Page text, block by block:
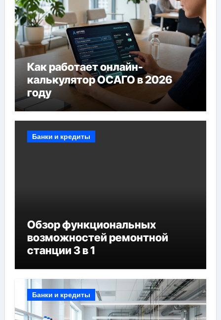
Как работает онлайн-
калькулятор ОСАГО в 2026
году
Банки и кредиты
Обзор функциональных
возможностей ремонтной
станции 3 в 1
Банки и кредиты